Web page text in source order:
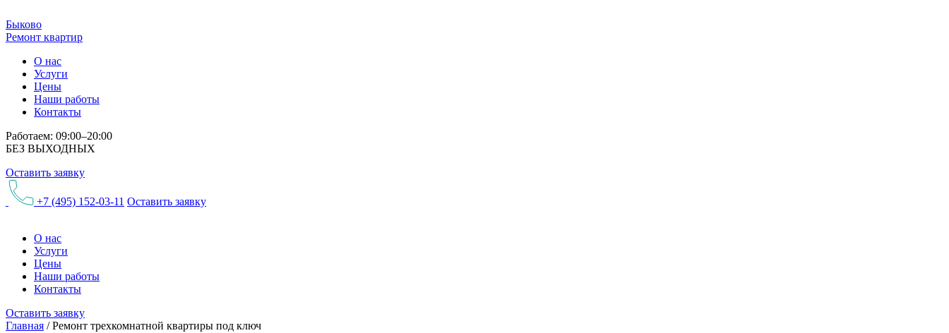
Быково
Ремонт квартир
О нас
Услуги
Цены
Наши работы
Контакты
Работаем: 09:00–20:00
БЕЗ ВЫХОДНЫХ
Оставить заявку
+7 (495) 152-03-11 Оставить заявку
О нас
Услуги
Цены
Наши работы
Контакты
Оставить заявку
Главная / Ремонт трехкомнатной квартиры под ключ